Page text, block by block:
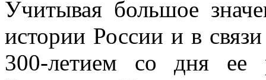
Учитывая большое
истории России и в
300-летием со дня ее